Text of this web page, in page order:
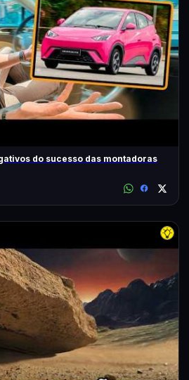
do sucesso das montadoras